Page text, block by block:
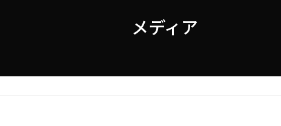
メディア